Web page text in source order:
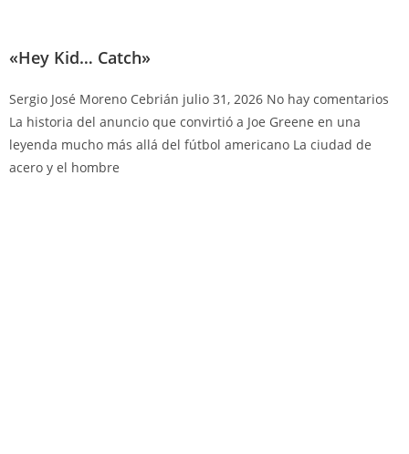
«Hey Kid… Catch»
Sergio José Moreno Cebrián julio 31, 2026 No hay comentarios
La historia del anuncio que convirtió a Joe Greene en una
leyenda mucho más allá del fútbol americano La ciudad de
acero y el hombre